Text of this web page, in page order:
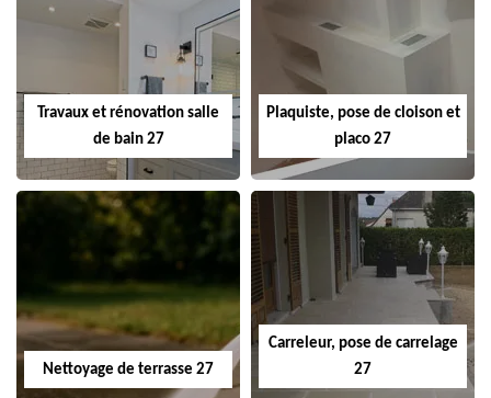
Travaux et rénovation salle
de bain 27
Plaquiste, pose de cloison et
placo 27
Nettoyage de terrasse 27
Carreleur, pose de carrelage
27